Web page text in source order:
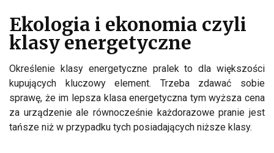
Ekologia i ekonomia czyli
klasy energetyczne
Określenie klasy energetyczne pralek to dla większości
kupujących kluczowy element. Trzeba zdawać sobie
sprawę, że im lepsza klasa energetyczna tym wyższa cena
za urządzenie ale równocześnie każdorazowe pranie jest
tańsze niż w przypadku tych posiadających niższe klasy.